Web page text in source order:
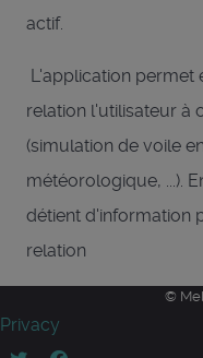
actif.
L'application permet
relation l'utilisateur à
(simulation de voile
météorologique, ...).
détient d'information
relation
©
Privacy